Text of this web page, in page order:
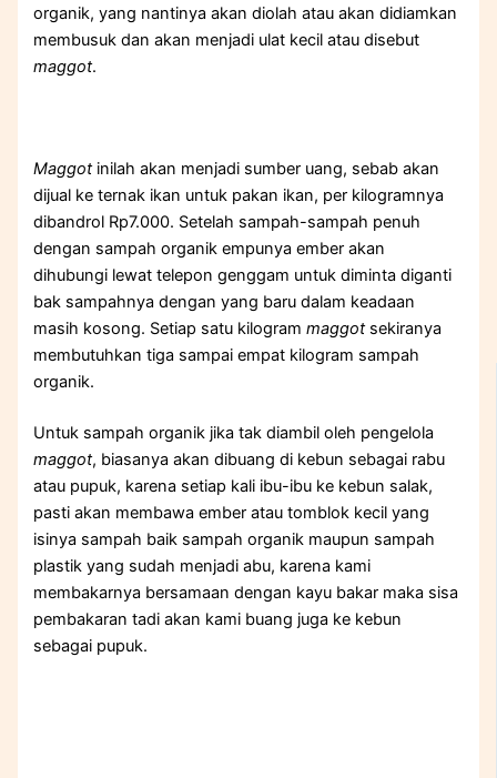
organik, yang nantinya akan diolah atau akan didiamkan
membusuk dan akan menjadi ulat kecil atau disebut
maggot.
Maggotinilah akan menjadi sumber uang, sebab akan
dijual ke ternak ikan untuk pakan ikan, per kilogramnya
dibandrol Rp7.000. Setelah sampah-sampah penuh
dengan sampah organik empunya ember akan
dihubungi lewat telepon genggam untuk diminta diganti
bak sampahnya dengan yang baru dalam keadaan
masih kosong. Setiap satu kilogrammaggot sekiranya
membutuhkan tiga sampai empat kilogram sampah
organik.
Untuk sampah organik jika tak diambil oleh pengelola
maggot, biasanya akan dibuang di kebun sebagai rabu
atau pupuk, karena setiap kali ibu-ibu ke kebun salak,
pasti akan membawa ember atau tomblok kecil yang
isinya sampah baik sampah organik maupun sampah
plastik yang sudah menjadi abu, karena kami
membakarnya bersamaan dengan kayu bakar maka sisa
pembakaran tadi akan kami buang juga ke kebun
sebagai pupuk.